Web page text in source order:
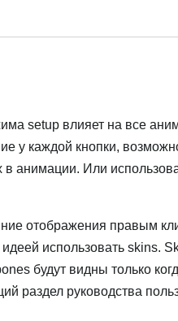
setup влияет на все
у каждой кнопки,
анимации. Или
отображения правым
использовать skins.
будут видны только
раздел руководства